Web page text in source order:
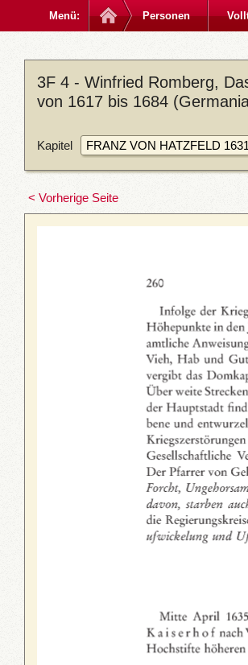
Menü: Personen
3F 4 - Winfried Romberg,
von 1617 bis 1684
Kapitel
< Vorherige Seite